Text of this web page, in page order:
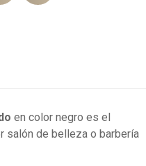
en color negro es el
salón de belleza o barbería